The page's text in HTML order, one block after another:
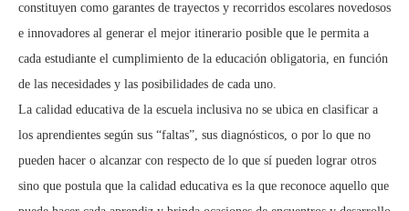
constituyen como garantes de trayectos y recorridos escolares novedosos
e innovadores al generar el mejor itinerario posible que le permita a
cada estudiante el cumplimiento de la educación obligatoria, en función
de las necesidades y las posibilidades de cada uno.
La calidad educativa de la escuela inclusiva no se ubica en clasificar a
los aprendientes según sus “faltas”, sus diagnósticos, o por lo que no
pueden hacer o alcanzar con respecto de lo que sí pueden lograr otros
sino que postula que la calidad educativa es la que reconoce aquello que